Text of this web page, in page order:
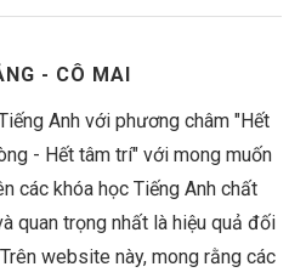
- CÔ MAI
Anh với phương châm "Hết
- Hết tâm trí" với mong muốn
các khóa học Tiếng Anh chất
quan trọng nhất là hiệu quả đối
website này, mong rằng các